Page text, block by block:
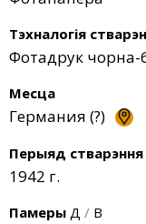
Тэхналогія
Фотадрук чорна-
Месца
Германия (?)
Перыяд стварэння
1942 г.
Памеры Д / В